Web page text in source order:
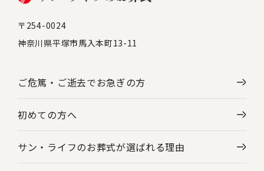
〒254-0024
神奈川県平塚市馬入本町13-11
ご危篤・ご逝去でお急ぎの方
初めての方へ
サン・ライフのお葬式が選ばれる理由